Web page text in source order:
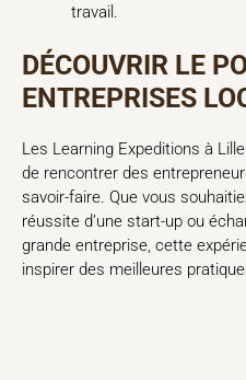
travail.
DÉCOUVRIR LE
ENTREPRISES
Les Learning Expeditions à
de rencontrer des
savoir-faire. Que vous
réussite d’une start-up ou
grande entreprise, cette
inspirer des meilleures